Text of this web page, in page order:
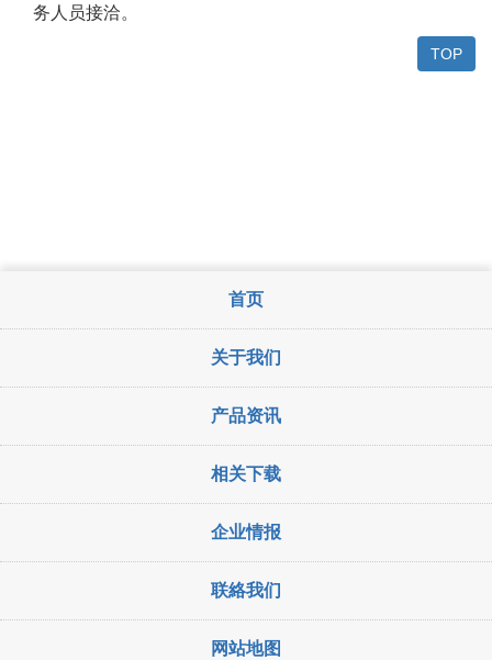
务人员接洽。
TOP
首页
关于我们
产品资讯
相关下载
企业情报
联絡我们
网站地图